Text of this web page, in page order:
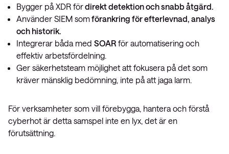
Bygger på XDR fördirekt detektion och snabb åtgärd.
Använder SIEM somförankring för efterlevnad, analys
och historik.
Integrerar båda med SOAR för automatisering och
effektiv arbetsfördelning.
Ger säkerhetsteam möjlighet att fokusera på det som
kräver mänsklig bedömning, inte på att jaga larm.
För verksamheter som vill förebygga, hantera och förstå
cyberhot är detta samspel inte en lyx, det är en
förutsättning.